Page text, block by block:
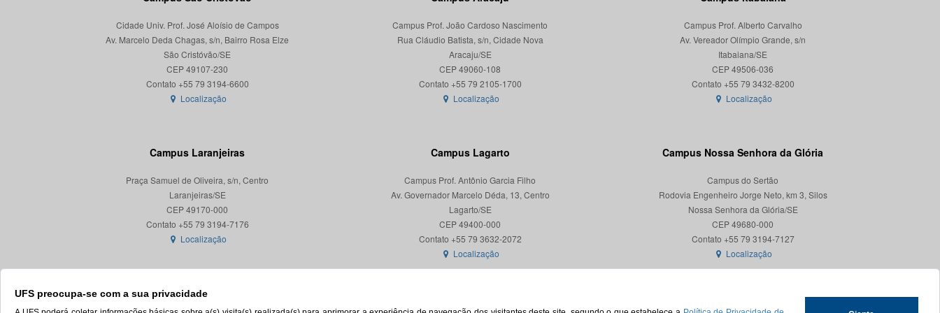
UFS preocupa-se com a sua privacidade
Cidade Univ. Prof. José Aloísio de Campos
Av. Marcelo Deda Chagas, s/n, Bairro Rosa Elze
São Cristóvão/SE
CEP 49107-230
Localização
Campus Prof. João Cardoso Nascimento
Rua Cláudio Batista, s/n, Cidade Nova
Aracaju/SE
CEP 49060-108
Localização
Campus Prof. Alberto Carvalho
Av. Vereador Olímpio Grande, s/n
Itabaiana/SE
CEP 49506-036
Localização
Campus Laranjeiras
Praça Samuel de Oliveira, s/n, Centro
Laranjeiras/SE
CEP 49170-000
Localização
Campus Lagarto
Campus Prof. Antônio Garcia Filho
Av. Governador Marcelo Déda, 13, Centro
Lagarto/SE
CEP 49400-000
Localização
Campus Nossa Senhora da Glória
Campus do Sertão
Rodovia Engenheiro Jorge Neto, km 3, Silos
Nossa Senhora da Glória/SE
CEP 49680-000
Contato +55 79 3194-7127
Localização